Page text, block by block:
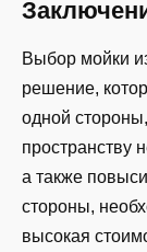
Выбор мойки
решение,
одной
пространству
а также
стороны,
высокая